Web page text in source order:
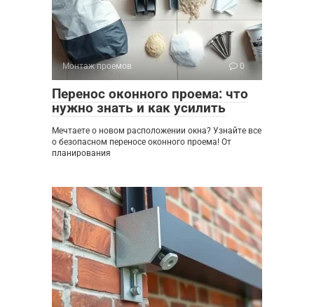
Монтаж проемов 0
Перенос оконного проема: что
нужно знать и как усилить
Мечтаете о новом расположении окна? Узнайте все
о безопасном переносе оконного проема! От
планирования